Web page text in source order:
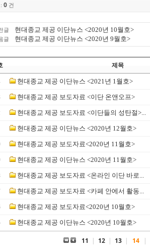
0 건
글 현대종교 제공 이단뉴스 <2020년 10월호>
글 현대종교 제공 이단뉴스 <2020년 9월호>
제목
현대종교 제공 이단뉴스 <2021년 1월호>
현대종교 제공 보도자료 <이단 온앤오프>
현대종교 제공 보도자료 <이단들의 성탄절>...
현대종교 제공 이단뉴스 <2020년 12월호>
현대종교 제공 보도자료<2020년 11월호>
현대종교 제공 이단뉴스 <2020년 11월호>
현대종교 제공 보도자료 <온라인 이단 바로...
현대종교 제공 보도자료 <카페 안에서 활동...
현대종교 제공 보도자료<2020년 10월호>
현대종교 제공 이단뉴스 <2020년 10월호>
11 | 12 | 13 | 14 |